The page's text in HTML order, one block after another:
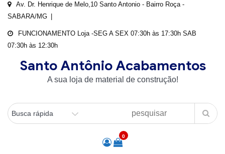
Av. Dr. Henrique de Melo,10 Santo Antonio - Bairro Roça -
SABARA/MG
FUNCIONAMENTO Loja -SEG A SEX 07:30h às 17:30h SAB
07:30h às 12:30h
Santo Antônio Acabamentos
A sua loja de material de construção!
0